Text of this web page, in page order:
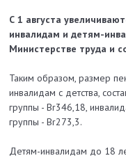
С 1 августа
инвалидам и детям-
Министерстве труда и
Таким образом, размер
инвалидам с детства,
группы - Br346,18,
группы - Br273,3.
Детям-инвалидам до 18